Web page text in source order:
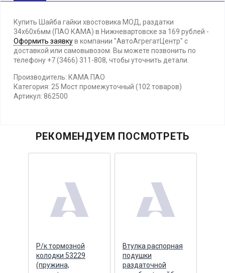
Купить Шайба гайки хвостовика МОД, раздатки
34х60х6мм (ПАО КАМА) в Нижневартовске за 169 рублей -
Оформить заявкув компании "АвтоАгрегатЦентр" с
доставкой или самовывозом. Вы можете позвонить по
телефону +7 (3466) 311-808, чтобы уточнить детали.
Производитель: КАМА ПАО
Категория: 25 Мост промежуточный (102 товаров)
Артикул: 862500
РЕКОМЕНДУЕМ ПОСМОТРЕТЬ
Р/к тормозной
колодки 53229
(пружина,
Втулка распорная
подушки
раздаточной